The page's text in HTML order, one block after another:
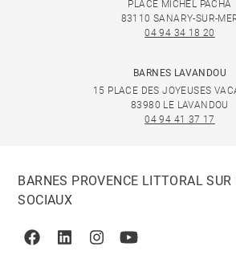
PLACE MICHEL PACHA
83110 SANARY-SUR-
04 94 34 18 20
BARNES LAVANDOU
15 PLACE DES JOYEUSES
83980 LE LAVANDOU
04 94 41 37 17
BARNES PROVENCE LITTORAL SUR
SOCIAUX
FacebookLinkedinInstagramYoutube